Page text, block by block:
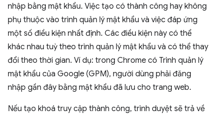
nhập bằng mật khẩu. Việc tạo có thành công hay không
phụ thuộc vào trình quản lý mật khẩu và việc đáp ứng
một số điều kiện nhất định. Các điều kiện này có thể
khác nhau tuỳ theo trình quản lý mật khẩu và có thể thay
đổi theo thời gian. Ví dụ: trong Chrome có Trình quản lý
mật khẩu của Google (GPM), người dùng phải đăng
nhập gần đây bằng mật khẩu đã lưu cho trang web.
Nếu tạo khoá truy cập thành công, trình duyệt sẽ trả về